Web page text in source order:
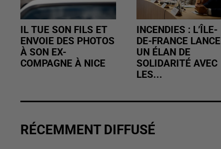
IL TUE SON FILS ET
ENVOIE DES PHOTOS
À SON EX-
COMPAGNE À NICE
INCENDIES : L’ÎLE-
DE-FRANCE LANCE
UN ÉLAN DE
SOLIDARITÉ AVEC
LES...
RÉCEMMENT DIFFUSÉ